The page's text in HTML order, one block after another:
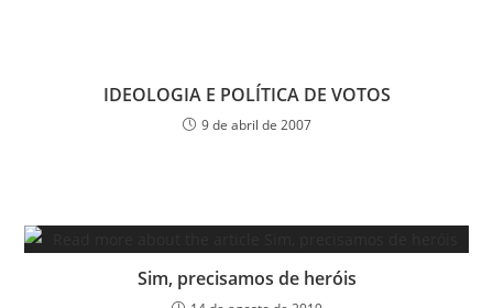
IDEOLOGIA E POLÍTICA DE VOTOS
9 de abril de 2007
Sim, precisamos de heróis